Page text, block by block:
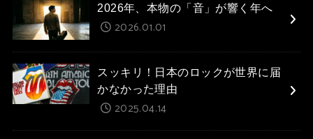
2026年、本物の「音」が響く年へ
2026.01.01
スッキリ！日本のロックが世界に届
かなかった理由
2025.04.14